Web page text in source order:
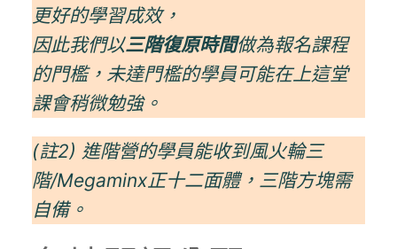
更好的學習成效，
因此我們以三階復原時間做為報名課程
的門檻，未達門檻的學員可能在上這堂
課會稍微勉強。
(註2) 進階營的學員能收到風火輪三
階/Megaminx正十二面體，三階方塊需
自備。